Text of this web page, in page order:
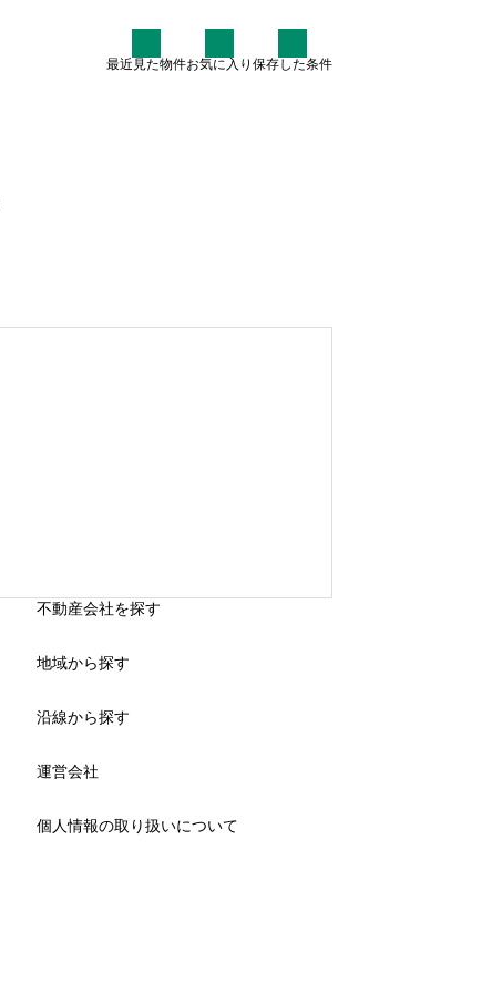
最近見た物件お気に入り 保存した条件
不動産会社を探す
地域から探す
沿線から探す
運営会社
個人情報の取り扱いについて